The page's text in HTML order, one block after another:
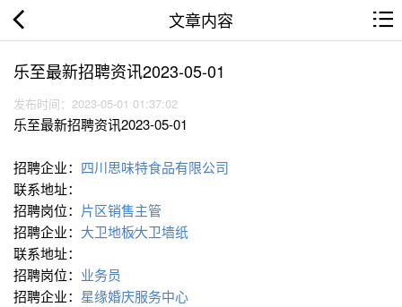
文章内容
乐至最新招聘资讯2023-05-01
发布时间：2023-05-01 01:37:02
乐至最新招聘资讯2023-05-01
招聘企业： 四川思味特食品有限公司
联系地址：
招聘岗位： 片区销售主管
招聘企业： 大卫地板∕大卫墙纸
联系地址：
招聘岗位： 业务员
招聘企业： 星缘婚庆服务中心